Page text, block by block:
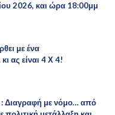
2026, και ώρα 18:00μμ
με ένα
ας είναι 4 Χ 4!
Διαγραφή με νόμο… από